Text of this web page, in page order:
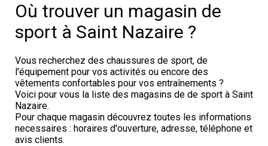
Où trouver un magasin de
sport à Saint Nazaire ?
Vous recherchez des chaussures de sport, de
l'équipement pour vos activités ou encore des
vêtements confortables pour vos entraînements ?
Voici pour vous la liste des magasins de de sport à Saint
Nazaire.
Pour chaque magasin découvrez toutes les informations
necessaires : horaires d'ouverture, adresse, téléphone et
avis clients.